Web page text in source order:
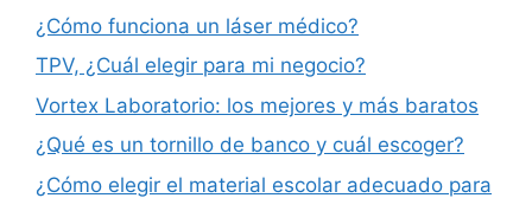
¿Cómo funciona un láser médico?
TPV, ¿Cuál elegir para mi negocio?
Vortex Laboratorio: los mejores y más baratos
¿Qué es un tornillo de banco y cuál escoger?
¿Cómo elegir el material escolar adecuado para